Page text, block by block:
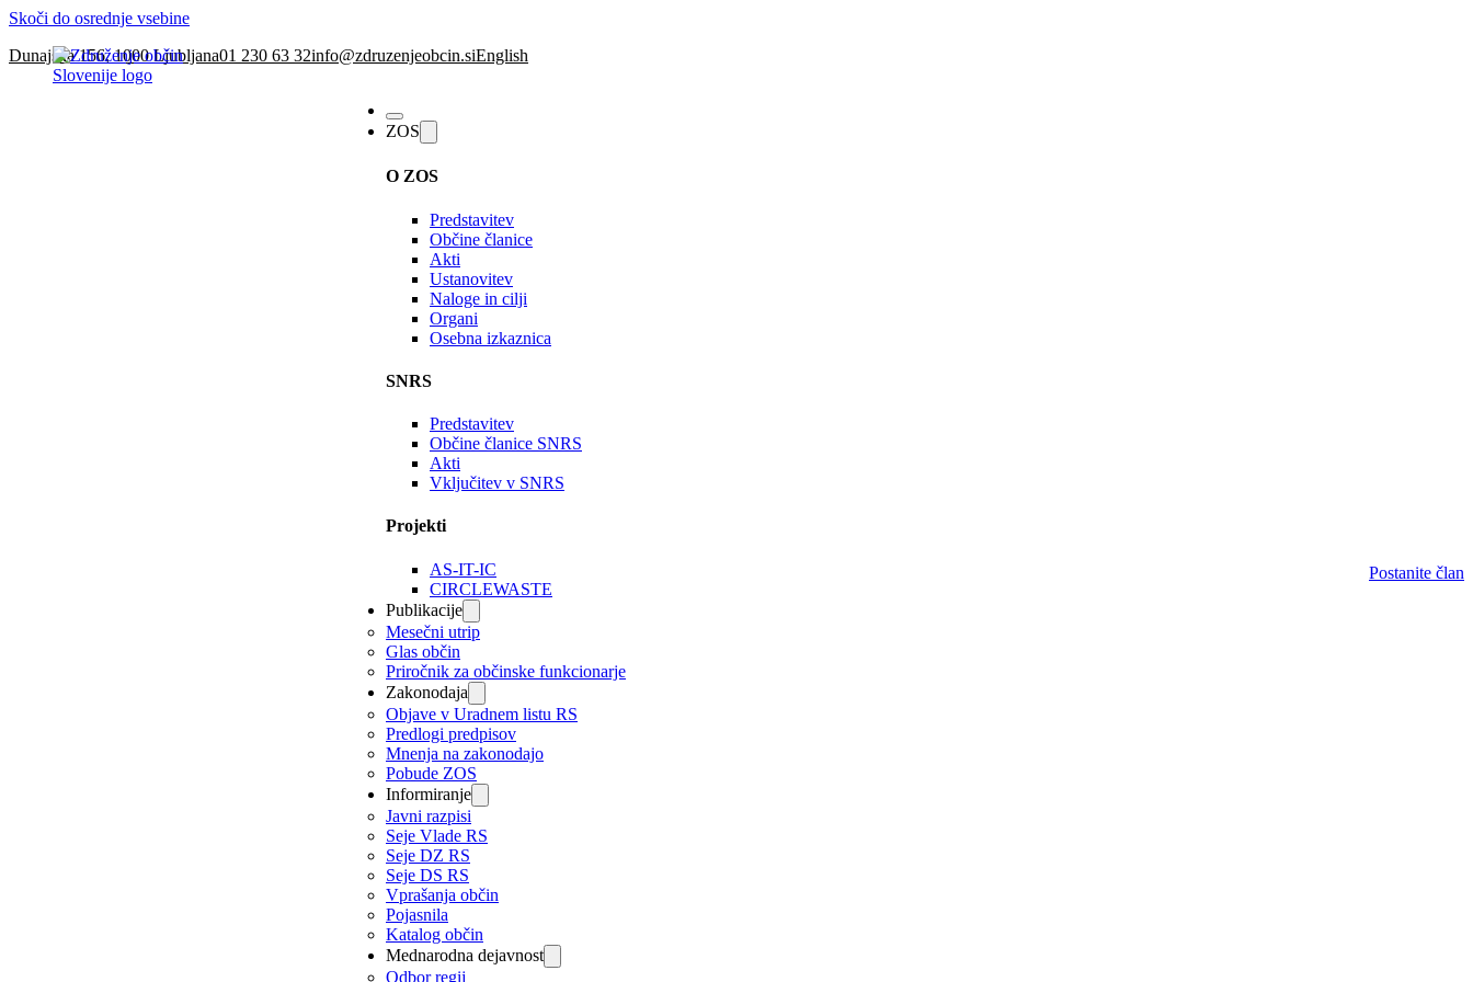
Skoči do osrednje vsebine
Dunajska 156, 1000 Ljubljana01 230 63 32info@zdruzenjeobcin.siEnglish
ZOS
O ZOS
Predstavitev
Občine članice
Akti
Ustanovitev
Naloge in cilji
Organi
Osebna izkaznica
SNRS
Predstavitev
Občine članice SNRS
Akti
Vključitev v SNRS
Projekti
AS-IT-IC
CIRCLEWASTE
Publikacije
Mesečni utrip
Glas občin
Priročnik za občinske funkcionarje
Zakonodaja
Objave v Uradnem listu RS
Predlogi predpisov
Mnenja na zakonodajo
Pobude ZOS
Informiranje
Javni razpisi
Seje Vlade RS
Seje DZ RS
Seje DS RS
Vprašanja občin
Pojasnila
Katalog občin
Mednarodna dejavnost
Odbor regij
Postanite član